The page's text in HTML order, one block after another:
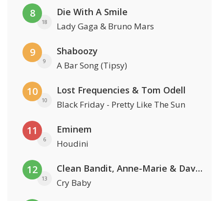
8
18
Die With A Smile
Lady Gaga & Bruno Mars
9
9
Shaboozy
A Bar Song (Tipsy)
10
10
Lost Frequencies & Tom Odell
Black Friday - Pretty Like The Sun
11
6
Eminem
Houdini
12
13
Clean Bandit, Anne-Marie & David Guetta
Cry Baby